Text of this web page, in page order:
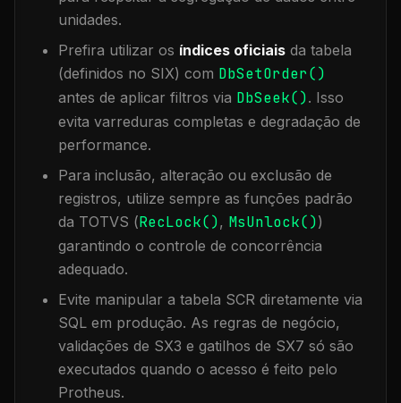
unidades.
Prefira utilizar os índices oficiais da tabela
(definidos no SIX) com DbSetOrder()
antes de aplicar filtros via DbSeek(). Isso
evita varreduras completas e degradação de
performance.
Para inclusão, alteração ou exclusão de
registros, utilize sempre as funções padrão
da TOTVS (RecLock(), MsUnlock())
garantindo o controle de concorrência
adequado.
Evite manipular a tabela SCR diretamente via
SQL em produção. As regras de negócio,
validações de SX3 e gatilhos de SX7 só são
executados quando o acesso é feito pelo
Protheus.